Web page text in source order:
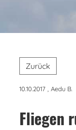
Zurück
10.10.2017 , Aedu B.
Fliegen